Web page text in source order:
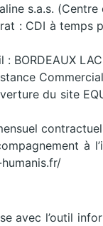
s.a.s.
: CDI à temps
: BORDEAUX
du site
à
avec l’outil